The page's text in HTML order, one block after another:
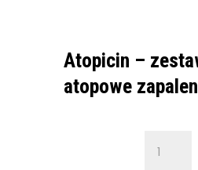
Atopicin –
atopowe
Atopicin